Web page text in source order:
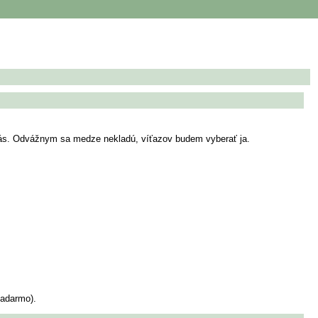
Odvážnym sa medze nekladú, víťazov budem vyberať ja.